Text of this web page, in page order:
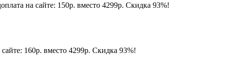
на сайте: 150р. вместо 4299р. Скидка 93%!
160р. вместо 4299р. Скидка 93%!